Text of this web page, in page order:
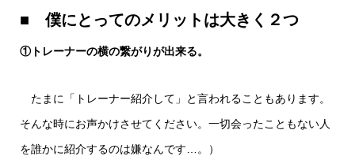
■ 僕にとってのメリットは大きく２つ
①トレーナーの横の繋がりが出来る。
たまに「トレーナー紹介して」と言われることもあります。
そんな時にお声かけさせてください。一切会ったこともない人
を誰かに紹介するのは嫌なんです…。）